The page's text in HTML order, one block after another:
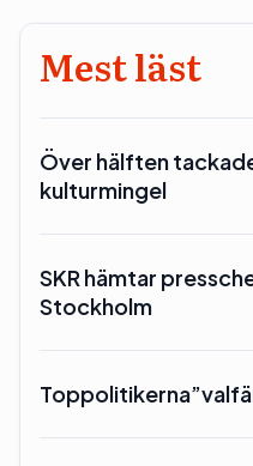
Mest läst
Över hälften
kulturmingel
SKR hämtar
Stockholm